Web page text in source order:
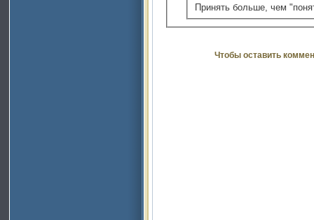
Принять больше, чем
Чтобы оставить